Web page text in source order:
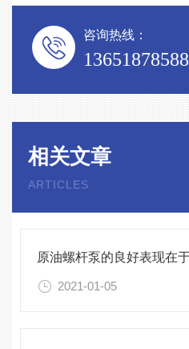
咨询热线：
13651878588
相关文章
ARTICLES
2021-01-05